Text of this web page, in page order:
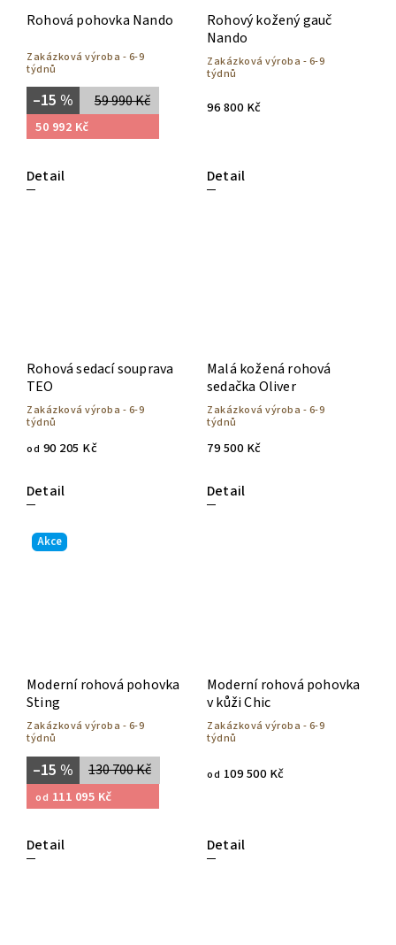
Rohová pohovka Nando
Zakázková výroba - 6-9
týdnů
59 990 Kč
–15 %
50 992 Kč
Detail
Rohový kožený gauč
Nando
Zakázková výroba - 6-9
týdnů
96 800 Kč
Detail
Rohová sedací souprava
TEO
Zakázková výroba - 6-9
týdnů
od 90 205 Kč
Detail
Malá kožená rohová
sedačka Oliver
Zakázková výroba - 6-9
týdnů
79 500 Kč
Detail
Akce
Moderní rohová pohovka
Sting
Zakázková výroba - 6-9
týdnů
130 700 Kč
–15 %
od 111 095 Kč
Detail
Moderní rohová pohovka
v kůži Chic
Zakázková výroba - 6-9
týdnů
od 109 500 Kč
Detail